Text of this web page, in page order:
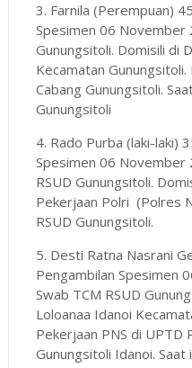
3. Farnila (Perempuan)
Spesimen 06 November
Gunungsitoli. Domisili di
Kecamatan
Cabang Gunungsitoli.
Gunungsitoli
4. Rado Purba (laki-laki)
Spesimen 06 November
RSUD Gunungsitoli.
Pekerjaan Polri (Polres
RSUD Gunungsitoli.
5. Desti Ratna Nasrani
Pengambilan Spesimen
Swab TCM RSUD
Loloanaa Idanoi
Pekerjaan PNS di UPTD
Gunungsitoli Idanoi. Saat